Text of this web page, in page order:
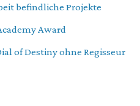
befindliche Projekte
Award
of Destiny ohne Regisseur